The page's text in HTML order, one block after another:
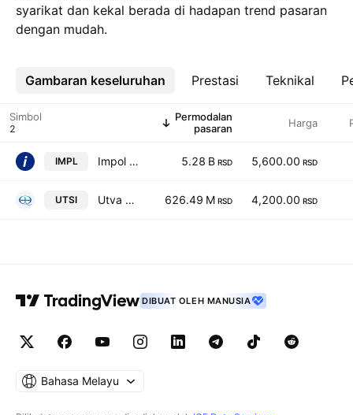
syarikat dan kekal berada di hadapan trend pasaran
dengan mudah.
Gambaran keseluruhan Prestasi Teknikal
Lebih
Simbol
Permodalan
pasaran
Harga
IMPL Impol Seval AD 5.28 B RSD 5,600.00 RSD
UTSI Utva Silosi AD 626.49 M RSD 4,200.00 RSD
DIBUAT OLEH MANUSIA
Bahasa Melayu